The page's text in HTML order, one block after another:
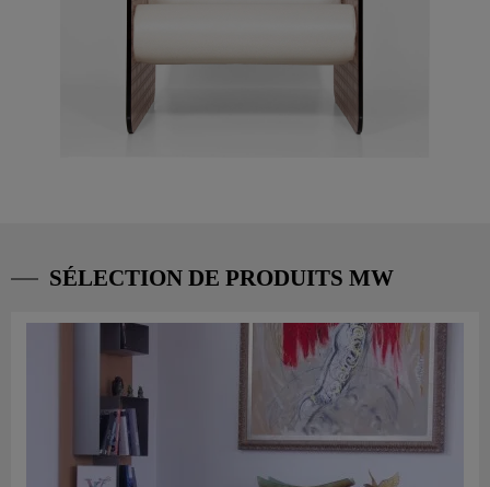
SÉLECTION DE PRODUITS MW